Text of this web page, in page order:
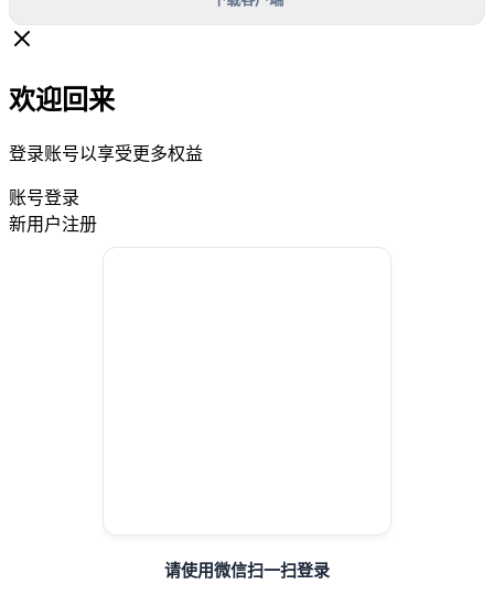
欢迎回来
登录账号以享受更多权益
账号登录
新用户注册
请使用微信扫一扫登录